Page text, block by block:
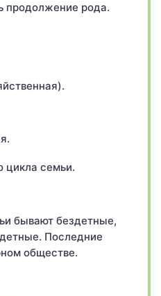
продолжение рода.
цикла семьи.
бывают бездетные,
Последние
обществе.